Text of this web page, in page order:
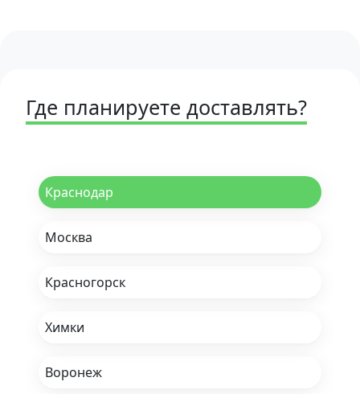
Где планируете доставлять?
Краснодар
Москва
Красногорск
Химки
Воронеж